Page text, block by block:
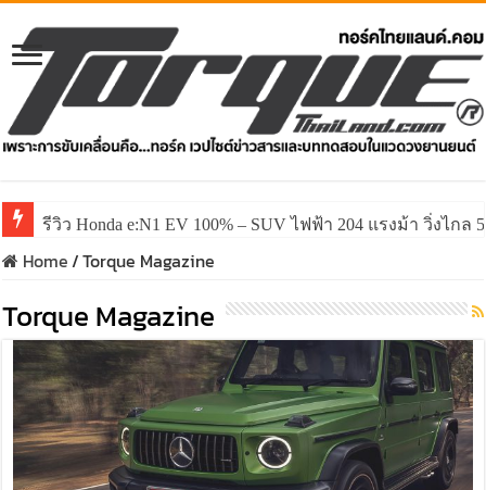
รีวิว Honda e:N1 EV 100% – SUV ไฟฟ้า 204 แรงม้า วิ่งไกล
Home/Torque Magazine
Torque Magazine